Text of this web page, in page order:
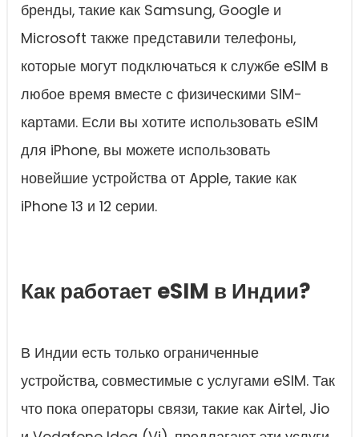
бренды, такие как Samsung, Google и
Microsoft также представили телефоны,
которые могут подключаться к службе eSIM в
любое время вместе с физическими SIM-
картами. Если вы хотите использовать eSIM
для iPhone, вы можете использовать
новейшие устройства от Apple, такие как
iPhone 13 и 12 серии.
Как работает eSIM в Индии?
В Индии есть только ограниченные
устройства, совместимые с услугами eSIM. Так
что пока операторы связи, такие как Airtel, Jio